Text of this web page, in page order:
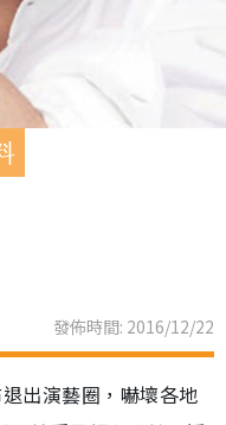
發佈時間: 2016/12/22
出演藝圈，嚇壞各地